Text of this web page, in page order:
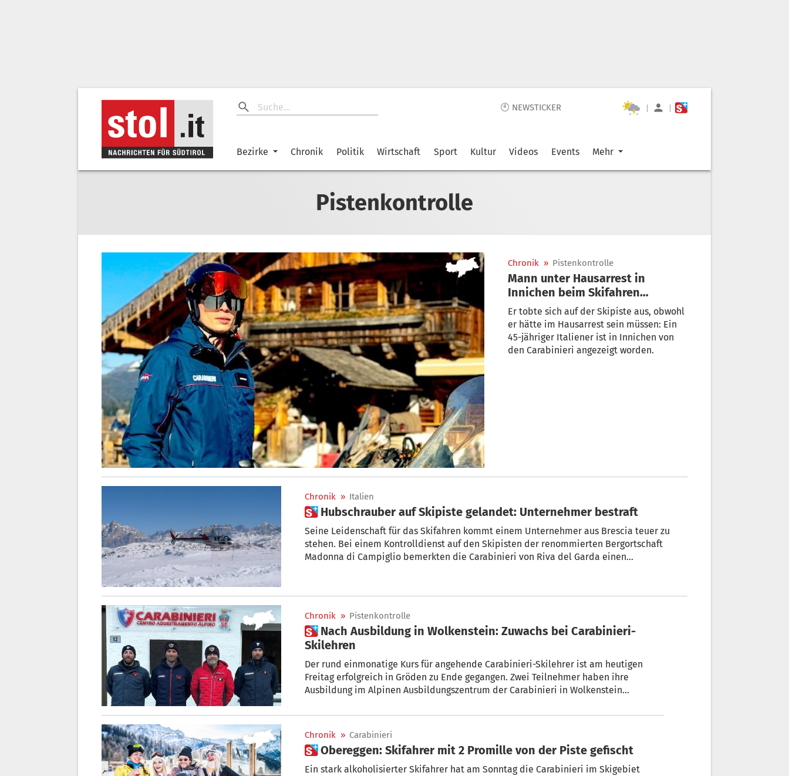
🕙 NEWSTICKER | |
Bezirke Chronik Politik Wirtschaft Sport Kultur Videos Events Mehr
Pistenkontrolle
Chronik » Pistenkontrolle
Mann unter Hausarrest in
Innichen beim Skifahren
erwischt
Er tobte sich auf der Skipiste aus, obwohl
er hätte im Hausarrest sein müssen: Ein
45-jähriger Italiener ist in Innichen von
den Carabinieri angezeigt worden.
Chronik » Italien
 Hubschrauber auf Skipiste gelandet: Unternehmer bestraft
Seine Leidenschaft für das Skifahren kommt einem Unternehmer aus Brescia teuer zu
stehen. Bei einem Kontrolldienst auf den Skipisten der renommierten Bergortschaft
Madonna di Campiglio bemerkten die Carabinieri von Riva del Garda einen
Chronik » Pistenkontrolle
 Nach Ausbildung in Wolkenstein: Zuwachs bei Carabinieri-
Skilehren
Der rund einmonatige Kurs für angehende Carabinieri-Skilehrer ist am heutigen
Freitag erfolgreich in Gröden zu Ende gegangen. Zwei Teilnehmer haben ihre
Ausbildung im Alpinen Ausbildungszentrum der Carabinieri in Wolkenstein
Chronik » Carabinieri
 Obereggen: Skifahrer mit 2 Promille von der Piste gefischt
Ein stark alkoholisierter Skifahrer hat am Sonntag die Carabinieri im Skigebiet